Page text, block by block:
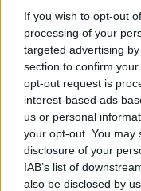
If you wish to opt-out
processing of your
targeted advertising
section to confirm
opt-out request is
interest-based ads
us or personal
your opt-out. You may
disclosure of your
IAB’s list of
also be disclosed by